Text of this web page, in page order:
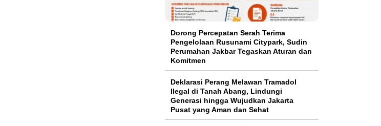
Dorong Percepatan Serah Terima
Pengelolaan Rusunami Citypark, Sudin
Perumahan Jakbar Tegaskan Aturan dan
Komitmen
Deklarasi Perang Melawan Tramadol
Ilegal di Tanah Abang, Lindungi
Generasi hingga Wujudkan Jakarta
Pusat yang Aman dan Sehat